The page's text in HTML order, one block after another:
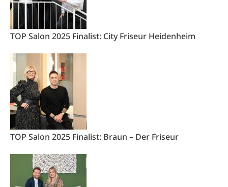
TOP Salon 2025 Finalist: City Friseur Heidenheim
TOP Salon 2025 Finalist: Braun – Der Friseur